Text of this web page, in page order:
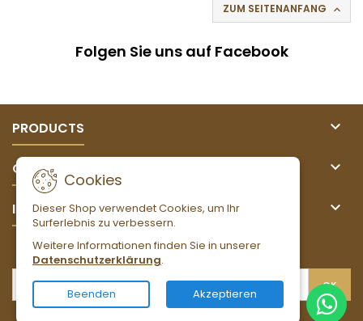
ZUM SEITENANFANG 
Folgen Sie uns auf Facebook
PRODUCTS 
OUR COMPANY 
IHR KONTO 
Cookies
Dieser Shop verwendet Cookies, um Ihr
Surferlebnis zu verbessern.
Weitere Informationen finden Sie in unserer
Datenschutzerklärung.
Beenden Akzeptieren
NEWSLETTER